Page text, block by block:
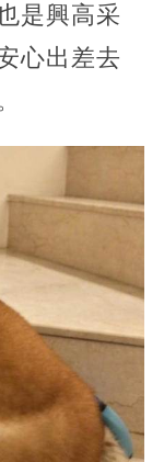
是興高采
心出差去